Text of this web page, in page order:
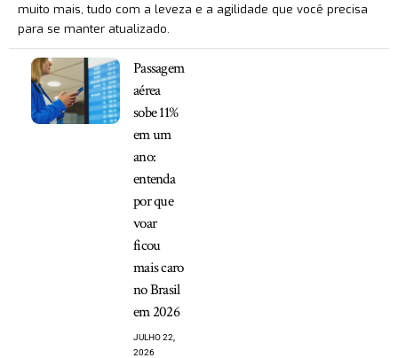
muito mais, tudo com a leveza e a agilidade que você precisa
para se manter atualizado.
Passagem
aérea
sobe 11%
em um
ano:
entenda
por que
voar
ficou
mais caro
no Brasil
em 2026
JULHO 22,
2026